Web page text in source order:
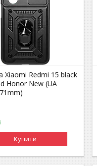
Xiaomi Redmi 15 black
Honor New (UA
Купити